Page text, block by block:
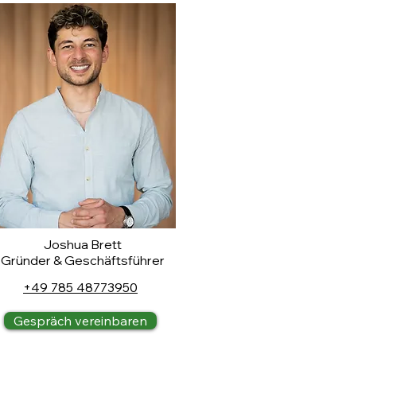
Joshua Brett
Gründer & Geschäftsführer
+49 785 48773950
Gespräch vereinbaren